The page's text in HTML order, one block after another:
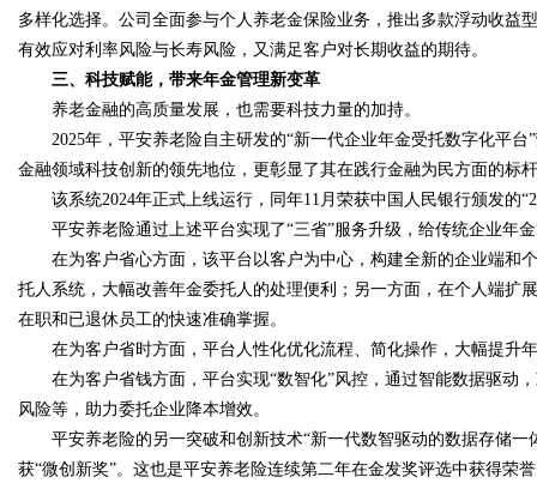
多样化选择。公司全面参与个人养老金保险业务，推出多款浮动收益
有效应对利率风险与长寿风险，又满足客户对长期收益的期待。
三、科技赋能，带来年金管理新变革
养老金融的高质量发展，也需要科技力量的加持。
2025年，平安养老险自主研发的“新一代企业年金受托数字化平台
金融领域科技创新的领先地位，更彰显了其在践行金融为民方面的标
该系统2024年正式上线运行，同年11月荣获中国人民银行颁发的
平安养老险通过上述平台实现了“三省”服务升级，给传统企业年
在为客户省心方面，该平台以客户为中心，构建全新的企业端和
托人系统，大幅改善年金委托人的处理便利；另一方面，在个人端扩
在职和已退休员工的快速准确掌握。
在为客户省时方面，平台人性化优化流程、简化操作，大幅提升
在为客户省钱方面，平台实现“数智化”风控，通过智能数据驱动
风险等，助力委托企业降本增效。
平安养老险的另一突破和创新技术“新一代数智驱动的数据存储一
获“微创新奖”。这也是平安养老险连续第二年在金发奖评选中获得荣